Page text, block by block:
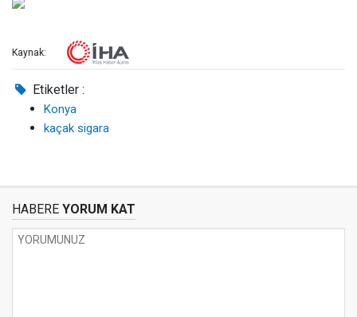
Kaynak:
Etiketler :
Konya
kaçak sigara
HABERE YORUM KAT